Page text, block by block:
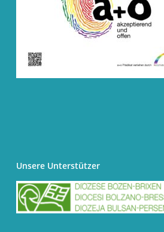
Unsere Unterstützer